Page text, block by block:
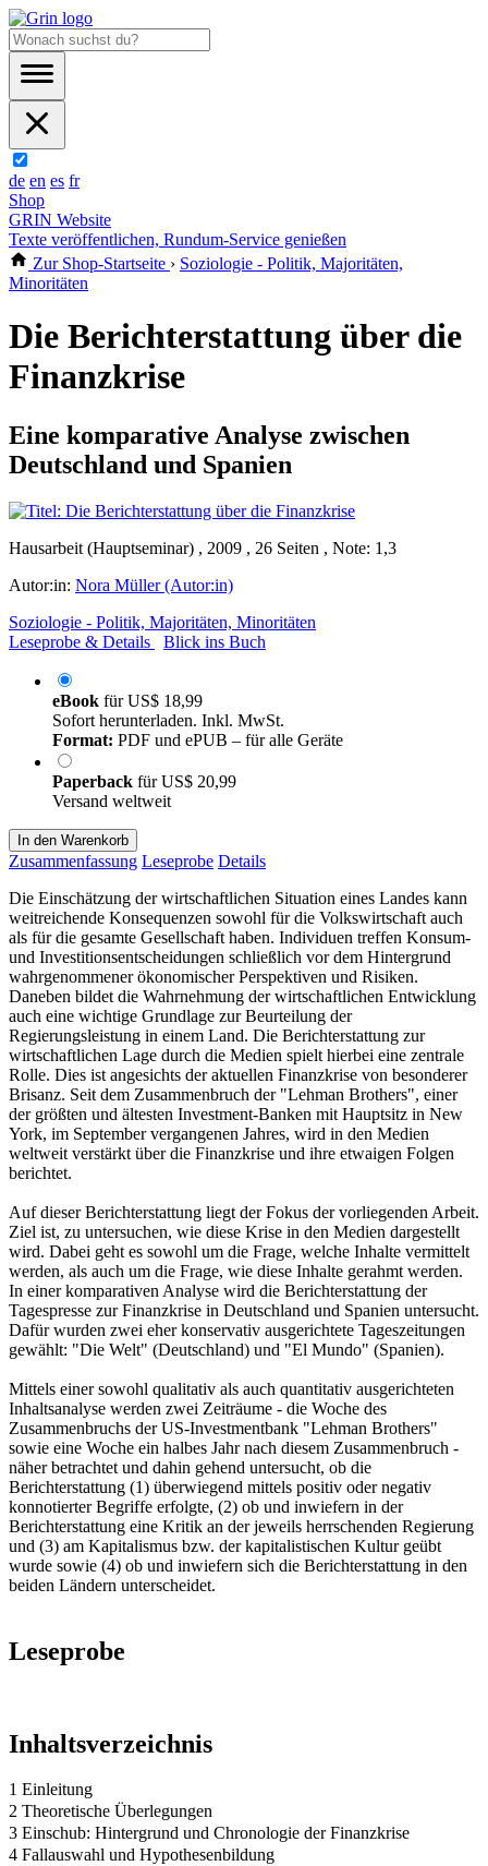
de en es fr
Shop
GRIN Website
Texte veröffentlichen, Rundum-Service genießen
Zur Shop-Startseite › Soziologie - Politik, Majoritäten,
Minoritäten
Die Berichterstattung über die
Finanzkrise
Eine komparative Analyse zwischen
Deutschland und Spanien
Hausarbeit (Hauptseminar) , 2009 , 26 Seiten , Note: 1,3
Autor:in: Nora Müller (Autor:in)
Soziologie - Politik, Majoritäten, Minoritäten
Leseprobe & Details
Blick ins Buch
eBook fürUS$ 18,99
Sofort herunterladen. Inkl. MwSt.
Format: PDF und ePUB – für alle Geräte
Paperback fürUS$ 20,99
Versand weltweit
In den Warenkorb
Zusammenfassung Leseprobe Details
Die Einschätzung der wirtschaftlichen Situation eines Landes kann
weitreichende Konsequenzen sowohl für die Volkswirtschaft auch
als für die gesamte Gesellschaft haben. Individuen treffen Konsum-
und Investitionsentscheidungen schließlich vor dem Hintergrund
wahrgenommener ökonomischer Perspektiven und Risiken.
Daneben bildet die Wahrnehmung der wirtschaftlichen Entwicklung
auch eine wichtige Grundlage zur Beurteilung der
Regierungsleistung in einem Land. Die Berichterstattung zur
wirtschaftlichen Lage durch die Medien spielt hierbei eine zentrale
Rolle. Dies ist angesichts der aktuellen Finanzkrise von besonderer
Brisanz. Seit dem Zusammenbruch der "Lehman Brothers", einer
der größten und ältesten Investment-Banken mit Hauptsitz in New
York, im September vergangenen Jahres, wird in den Medien
weltweit verstärkt über die Finanzkrise und ihre etwaigen Folgen
berichtet.
Auf dieser Berichterstattung liegt der Fokus der vorliegenden Arbeit.
Ziel ist, zu untersuchen, wie diese Krise in den Medien dargestellt
wird. Dabei geht es sowohl um die Frage, welche Inhalte vermittelt
werden, als auch um die Frage, wie diese Inhalte gerahmt werden.
In einer komparativen Analyse wird die Berichterstattung der
Tagespresse zur Finanzkrise in Deutschland und Spanien untersucht.
Dafür wurden zwei eher konservativ ausgerichtete Tageszeitungen
gewählt: "Die Welt" (Deutschland) und "El Mundo" (Spanien).
Mittels einer sowohl qualitativ als auch quantitativ ausgerichteten
Inhaltsanalyse werden zwei Zeiträume - die Woche des
Zusammenbruchs der US-Investmentbank "Lehman Brothers"
sowie eine Woche ein halbes Jahr nach diesem Zusammenbruch -
näher betrachtet und dahin gehend untersucht, ob die
Berichterstattung (1) überwiegend mittels positiv oder negativ
konnotierter Begriffe erfolgte, (2) ob und inwiefern in der
Berichterstattung eine Kritik an der jeweils herrschenden Regierung
und (3) am Kapitalismus bzw. der kapitalistischen Kultur geübt
wurde sowie (4) ob und inwiefern sich die Berichterstattung in den
beiden Ländern unterscheidet.
Leseprobe
Inhaltsverzeichnis
1 Einleitung
2 Theoretische Überlegungen
3 Einschub: Hintergrund und Chronologie der Finanzkrise
4 Fallauswahl und Hypothesenbildung